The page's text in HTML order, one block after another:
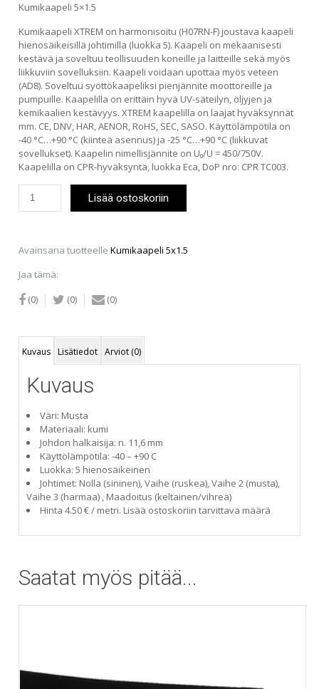
Kumikaapeli 5×1.5
Kumikaapeli XTREM on harmonisoitu (H07RN-F) joustava kaapeli
hienosäikeisillä johtimilla (luokka 5). Kaapeli on mekaanisesti
kestävä ja soveltuu teollisuuden koneille ja laitteille sekä myös
liikkuviin sovelluksiin. Kaapeli voidaan upottaa myös veteen
(AD8). Soveltuu syöttökaapeliksi pienjännite moottoreille ja
pumpuille. Kaapelilla on erittäin hyvä UV-säteilyn, öljyjen ja
kemikaalien kestävyys. XTREM kaapelilla on laajat hyväksynnät
mm. CE, DNV, HAR, AENOR, RoHS, SEC, SASO. Käyttölämpötila on
-40 °C…+90 °C (kiinteä asennus) ja -25 °C…+90 °C (liikkuvat
sovellukset). Kaapelin nimellisjännite on U₀/U = 450/750V.
Kaapelilla on CPR-hyväksyntä, luokka Eca, DoP nro: CPR TC003.
5x1.5
Lisää ostoskoriin
Avainsana tuotteelleKumikaapeli 5x1.5
Jaa tämä:
(0) (0) (0)
Kuvaus Lisätiedot Arviot (0)
Kuvaus
Väri: Musta
Materiaali: kumi
Johdon halkaisija: n. 11,6 mm
Käyttölämpötila: -40 – +90 C
Luokka: 5 hienosäikeinen
Johtimet: Nolla (sininen), Vaihe (ruskea), Vaihe 2 (musta),
Vaihe 3 (harmaa) , Maadoitus (keltainen/vihreä)
Hinta 4.50 € / metri. Lisää ostoskoriin tarvittava määrä
Saatat myös pitää...